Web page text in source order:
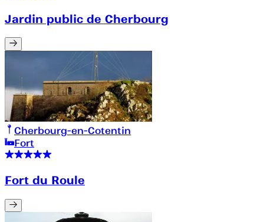
Jardin public de Cherbourg
Cherbourg-en-Cotentin
Fort
Fort du Roule